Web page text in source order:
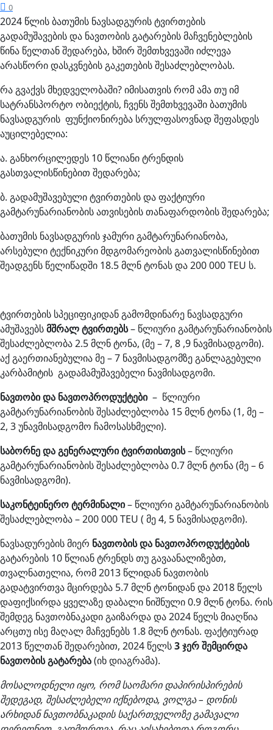
0
2024 წლის ბათუმის ნავსადგურის ტვირთების
გადამუშავების და ნავთობის გატარების მაჩვენებლების
წინა წელთან შედარება, ხშირ შემთხვევაში იძლევა
არასწორი დასკვნების გაკეთების შესაძლებლობას.
რა გვაქვს მხედველობაში? იმისათვის რომ ამა თუ იმ
სატრანსპორტო ობიექტის, ჩვენს შემთხვევაში ბათუმის
ნავსადგურის ფუნქიონირება სრულფასოვნად შეფასდეს
აუცილებელია:
ა. განხორცილედეს 10 წლიანი ტრენდის
გასთვალისწინებით შედარება;
ბ. გადამუშავებული ტვირთების და ფაქტიური
გამტარუნარიანობის ათვისების თანაფარდობის შედარება;
ბათუმის ნავსადგურის ჯამური გამტარუნარიანობა,
არსებული ტექნიკური მდგომარეობის გათვალისწინებით
შეადგენს წელიწადში 18.5 მლნ ტონას და 200 000 TEU ს.
ტვირთების სპეციფიკიდან გამომდინარე ნავსადგური
ამუშავებსმშრალ ტვირთებს– წლიური გამტარუნარიანობის
შესაძლებლობა 2.5 მლნ ტონა, (მე – 7, 8 ,9 ნავმისადგომი).
აქ გაერთიანებულია მე – 7 ნავმისადგომზე განლაგებული
კარბამიტის გადამამუშავებელი ნავმისადგომი.
ნავთობი და ნავთოპროდუქტები– წლიური
გამტარუნარიანობის შესაძლებლობა 15 მლნ ტონა (1, მე –
2, 3 უნავმისადგომო ჩამოსასხმელი).
საბორნე და გენერალური ტვირთისთვის– წლიური
გამტარუნარიანობის შესაძლებლობა 0.7 მლნ ტონა (მე – 6
ნავმისადგომი).
საკონტეინერო ტერმინალი– წლიური გამტარუნარიანობის
შესაძლებლობა – 200 000 TEU ( მე 4, 5 ნავმისადგომი).
ნავსადურების მიერ ნავთობის და ნავთოპროდუქტების
გატარების 10 წლიან ტრენდს თუ გავაანალიზებთ,
თვალნათელია, რომ 2013 წლიდან ნავთობის
გადატვირთვა მცირდება 5.7 მლნ ტონიდან და 2018 წელს
დაფიქსირდა ყველაზე დაბალი ნიშნული 0.9 მლნ ტონა. რის
შემდეგ ნავთობნაკადი გაიზარდა და 2024 წელს მიაღწია
არცთუ ისე მაღალ მაჩვენებს 1.8 მლნ ტონას. ფაქტიურად
2013 წელთან შედარებით, 2024 წელს3 ჯერ შემცირდა
ნავთობის გატარება(იხ დიაგრამა).
მოსალოდნელი იყო, რომ საომარი დაპირისპირების
შედეგად, შესაძლებელი იქნებოდა, ვოლგა – დონის
არხიდან ნავთობნაკადის საქართველოზე გამავალი